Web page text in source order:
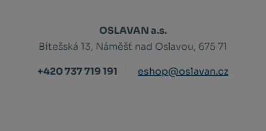
OSLAVAN a.s.
Bítešská 13, Náměšť nad Oslavou, 675 71
+420 737 719 191
eshop@oslavan.cz